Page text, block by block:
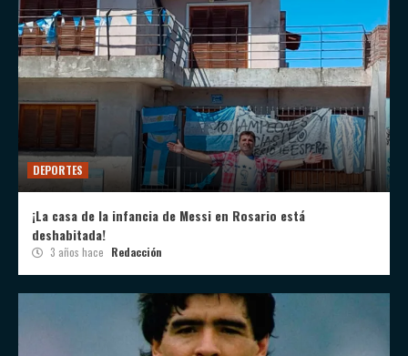
DEPORTES
¡La casa de la infancia de Messi en Rosario está
deshabitada!
3 años hace Redacción